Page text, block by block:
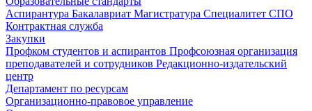
Аспирантура Бакалавриат Магистратура Специалитет СПО
Контрактная служба
Закупки
Профком студентов и аспирантов Профсоюзная организация
преподавателей и сотрудников Редакционно-издательский
центр
Департамент по ресурсам
Организационно-правовое управление